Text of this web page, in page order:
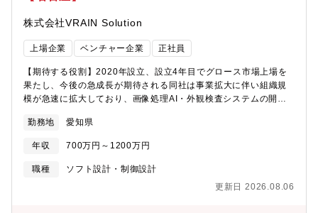
設備まで含めたフィジカルAIの開発に携われます。特に食品や柔
らかい製品など「人には簡単でもロボットには難しい」作業の自
動化は、今後市場拡大が期待される領域です。AIによる画像認識
を実現する開発に挑戦できます。■構想から商品化まで一貫して携
われる構想立案、機構設計、試作、実機評価、顧客現場での改
善、商品化まで一貫して担当できます。自分が設計したロボット
が実際の製造現場で稼働し、顧客の課題解決につながる様子を見
が身につく機械設計だけではなく、ロボットハンド設計、ロボッ
衝、生産現場でのチューニング等多岐にわたる業務を経験できま
す。機械・電気・制御・AIの境界領域でスキルを磨けるため、市
株式会社VRAIN Solution
上場企業 ベンチャー企業 正社員
【期待する役割】2020年設立、設立4年目でグロース市場上場を
果たし、今後の急成長が期待される同社は事業拡大に伴い組織規
模が急速に拡大しており、画像処理AI・外観検査システムの開発
まで培ってきた画像認識技術を強みに現在はロボティクス・自動
化領域へ事業を拡大し、AIとロボットを融合した「フィジカル
AI」の研究開発を推進しています。本ポジションでは、AIによる
画像認識技術とロボット制御技術を組み合わせ、製造現場で活用
からロボット制御、設備への実装まで一貫して携わり、人手に頼
勤務地 愛知県
年収 700万円～1200万円
職種
ソフト設計・制御設計
更新日 2026.08.06